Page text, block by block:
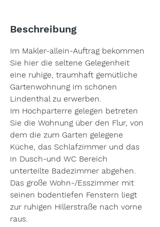
Beschreibung
Im Makler-allein-Auftrag bekommen
Sie hier die seltene Gelegenheit
eine ruhige, traumhaft gemütliche
Gartenwohnung im schönen
Lindenthal zu erwerben.
Im Hochparterre gelegen betreten
Sie die Wohnung über den Flur, von
dem die zum Garten gelegene
Küche, das Schlafzimmer und das
in Dusch-und WC Bereich
unterteilte Badezimmer abgehen.
Das große Wohn-/Esszimmer mit
seinen bodentiefen Fenstern liegt
zur ruhigen Hillerstraße nach vorne
raus.